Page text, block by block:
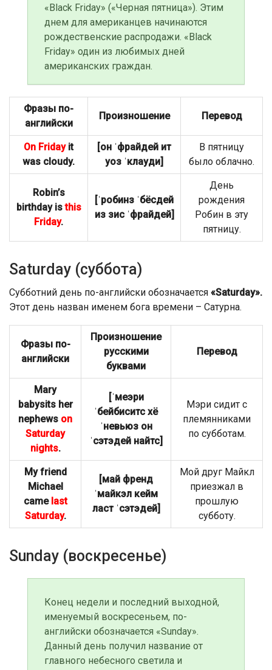
«Black Friday» («Черная пятница»). Этим
днем для американцев начинаются
рождественские распродажи. «Black
Friday» один из любимых дней
американских граждан.
Фразы по-
английски
Произношение Перевод
On Fridayit
was cloudy.
[он ˈфрайдей ит
уоз ˈклaуди]
В пятницу
было облачно.
Robin’s
birthday isthis
Friday.
[ˈробинз ˈбёсдей
из зис ˈфрайдей]
День
рождения
Робин в эту
пятницу.
Saturday (суббота)
Субботний день по-английски обозначается «Saturday».
Этот день назван именем бога времени – Сатурна.
Фразы по-
английски
Произношение
русскими
буквами
Перевод
Mary
babysits her
nephews on
Saturday
nights.
[ˈмеэри
ˈбейбиситс хё
ˈневьюз он
ˈсэтэдей найтс]
Мэри сидит с
племянниками
по субботам.
My friend
Michael
came last
Saturday.
[май френд
ˈмайкэл кейм
ласт ˈсэтэдей]
Мой друг Майкл
приезжал в
прошлую
субботу.
Sunday (воскресенье)
Конец недели и последний выходной,
именуемый воскресеньем, по-
английски обозначается «Sunday».
Данный день получил название от
главного небесного светила и